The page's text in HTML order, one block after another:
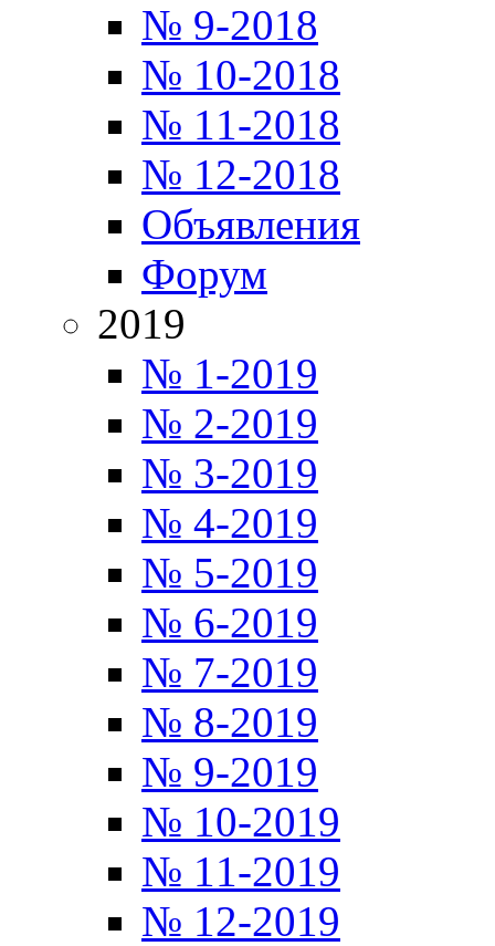
№ 9-2018
№ 10-2018
№ 11-2018
№ 12-2018
Объявления
Форум
2019
№ 1-2019
№ 2-2019
№ 3-2019
№ 4-2019
№ 5-2019
№ 6-2019
№ 7-2019
№ 8-2019
№ 9-2019
№ 10-2019
№ 11-2019
№ 12-2019